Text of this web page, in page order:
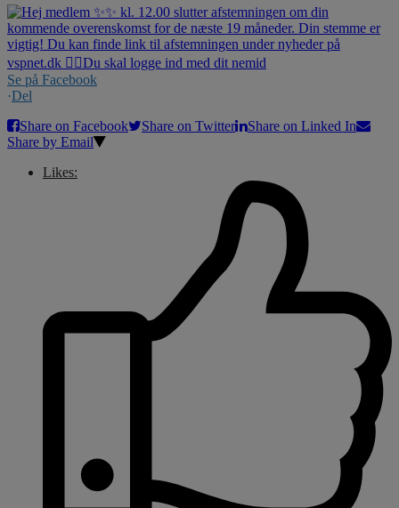
Se på Facebook
·Del
Share on Facebook
Share on Twitter
Share on Linked In
Share by Email
Likes: